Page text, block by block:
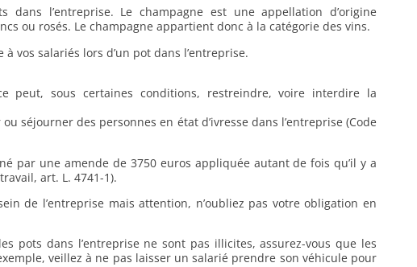
l’entreprise. Le champagne est une appellation d’origine
ou rosés. Le champagne appartient donc à la catégorie des vins.
vos salariés lors d’un pot dans l’entreprise.
peut, sous certaines conditions, restreindre, voire interdire la
séjourner des personnes en état d’ivresse dans l’entreprise (Code
par une amende de 3750 euros appliquée autant de fois qu’il y a
art. L. 4741-1).
de l’entreprise mais attention, n’oubliez pas votre obligation en
pots dans l’entreprise ne sont pas illicites, assurez-vous que les
veillez à ne pas laisser un salarié prendre son véhicule pour